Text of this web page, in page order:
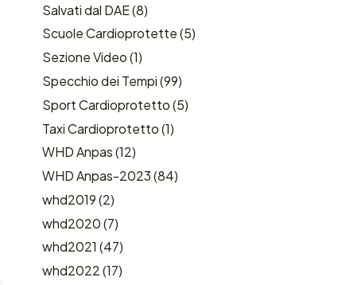
Salvati dal DAE(8)
Scuole Cardioprotette(5)
Sezione Video(1)
Specchio dei Tempi(99)
Sport Cardioprotetto(5)
Taxi Cardioprotetto(1)
WHD Anpas(12)
WHD Anpas-2023(84)
whd2019(2)
whd2020(7)
whd2021 (47)
whd2022(17)